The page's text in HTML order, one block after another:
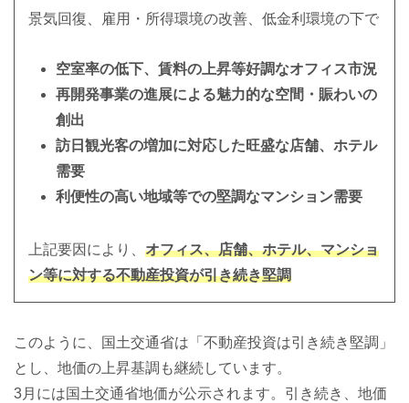
景気回復、雇用・所得環境の改善、低金利環境の下で
空室率の低下、賃料の上昇等好調なオフィス市況
再開発事業の進展による魅力的な空間・賑わいの
創出
訪日観光客の増加に対応した旺盛な店舗、ホテル
需要
利便性の高い地域等での堅調なマンション需要
上記要因により、 オフィス、店舗、ホテル、マンショ
ン等に対する不動産投資が引き続き堅調
このように、国土交通省は「不動産投資は引き続き堅調」
とし、地価の上昇基調も継続しています。
3月には国土交通省地価が公示されます。引き続き、地価